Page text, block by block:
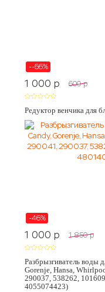
--66%
1 000 p 600 p
Редуктор венчика для
-46%
1 000 p 1 850 p
Разбрызгиватель воды
Gorenje, Hansa,
290037, 538262,
4055074423)